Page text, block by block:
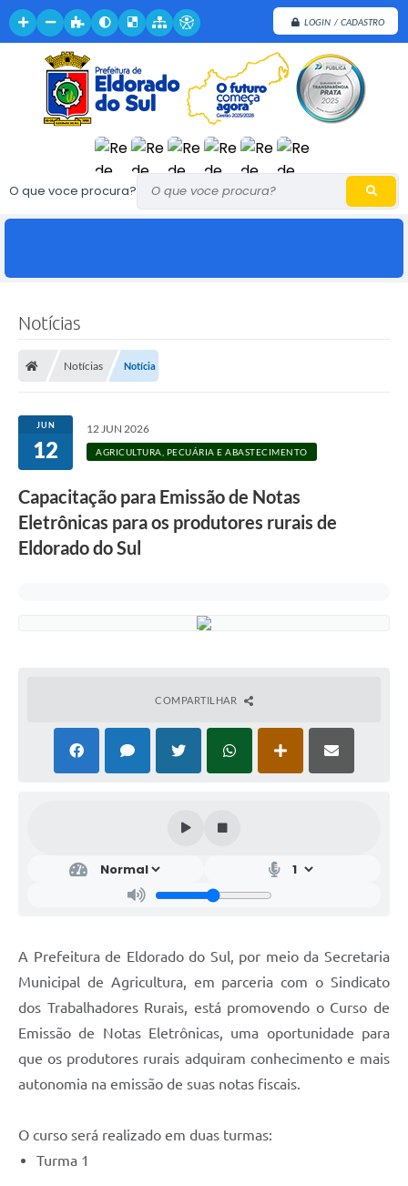
LOGIN / CADASTRO
O que voce procura?
Notícias
Notícias Notícia
JUN
12
12 JUN 2026
AGRICULTURA, PECUÁRIA E ABASTECIMENTO
Capacitação para Emissão de Notas
Eletrônicas para os produtores rurais de
Eldorado do Sul
COMPARTILHAR
A Prefeitura de Eldorado do Sul, por meio da Secretaria
Municipal de Agricultura, em parceria com o Sindicato
dos Trabalhadores Rurais, está promovendo o Curso de
Emissão de Notas Eletrônicas, uma oportunidade para
que os produtores rurais adquiram conhecimento e mais
autonomia na emissão de suas notas fiscais.
O curso será realizado em duas turmas:
Turma 1